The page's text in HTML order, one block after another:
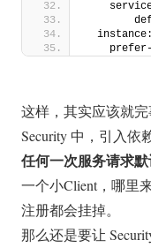
  instance:
这样，其实应该就完
Security 中，引入依
任何一次服务请求
一个小Client，哪里
注册都会挂掉。
那么还是要让